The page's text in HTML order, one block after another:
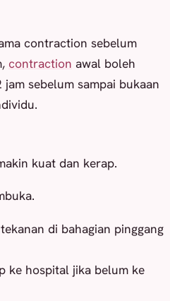
contraction sebelum
contraction awal boleh
sebelum sampai bukaan
kuat dan kerap.
di bahagian pinggang
ke hospital jika belum ke